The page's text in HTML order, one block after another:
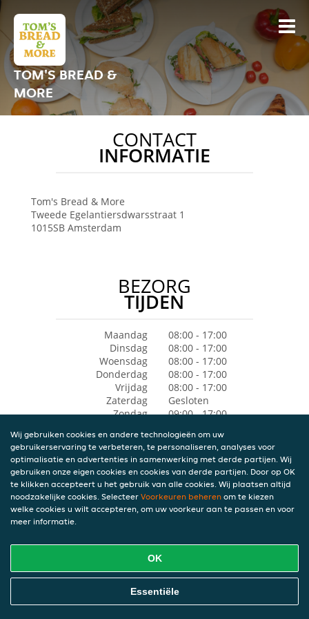
TOM'S BREAD &
MORE
CONTACT
INFORMATIE
Tom's Bread & More
Tweede Egelantiersdwarsstraat 1
1015SB Amsterdam
BEZORG
TIJDEN
Maandag
08:00 - 17:00
Dinsdag
08:00 - 17:00
Woensdag
08:00 - 17:00
Donderdag
08:00 - 17:00
Vrijdag
08:00 - 17:00
Zaterdag
Gesloten
Zondag
09:00 - 17:00
Wij gebruiken cookies en andere technologieën om uw
gebruikerservaring te verbeteren, te personaliseren, analyses voor
optimalisatie en advertenties in samenwerking met derde partijen. Wij
gebruiken onze eigen cookies en cookies van derde partijen. Door op OK
te klikken accepteert u het gebruik van alle cookies. Wij plaatsen altijd
noodzakelijke cookies. Selecteer Voorkeuren beheren om te kiezen
welke cookies u wilt accepteren, om uw voorkeur aan te passen en voor
meer informatie.
OK
Essentiële